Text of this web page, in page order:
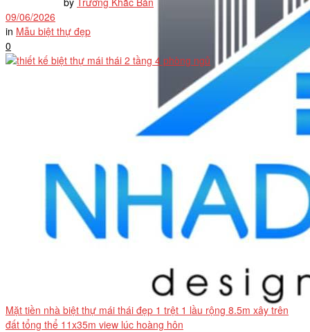
09/06/2026
in Mẫu biệt thự đẹp
0
Mặt tiền nhà biệt thự mái thái đẹp 1 trệt 1 lầu rộng 8.5m xây trên
đất tổng thể 11x35m view lúc hoàng hôn